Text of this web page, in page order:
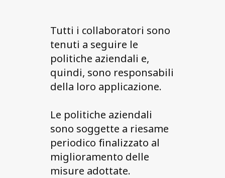
Tutti i collaboratori sono
tenuti a seguire le
politiche aziendali e,
quindi, sono responsabili
della loro applicazione.
Le politiche aziendali
sono soggette a riesame
periodico finalizzato al
miglioramento delle
misure adottate.